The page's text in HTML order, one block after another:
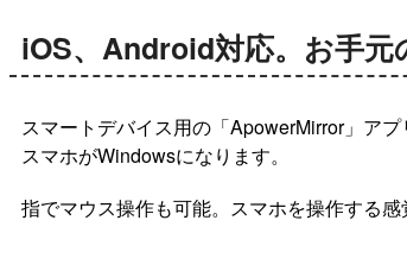
iOS、Android対応。お手元
スマートデバイス用の「ApowerMirror」ア
スマホがWindowsになります。
指でマウス操作も可能。スマホを操作する感